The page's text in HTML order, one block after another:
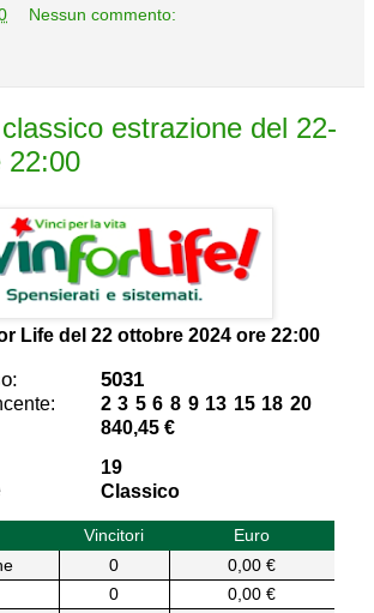
Nessun commento:
estrazione del 22-
22:00
Life del 22 ottobre 2024 ore 22:00
5031
2 3 5 6 8 9 13 15 18 20
840,45 €
19
Classico
Vincitori
Euro
0
0,00 €
0
0,00 €